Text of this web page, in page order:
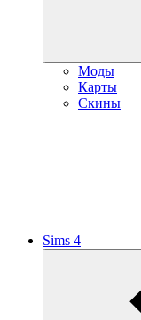
Моды
Карты
Скины
Sims 4